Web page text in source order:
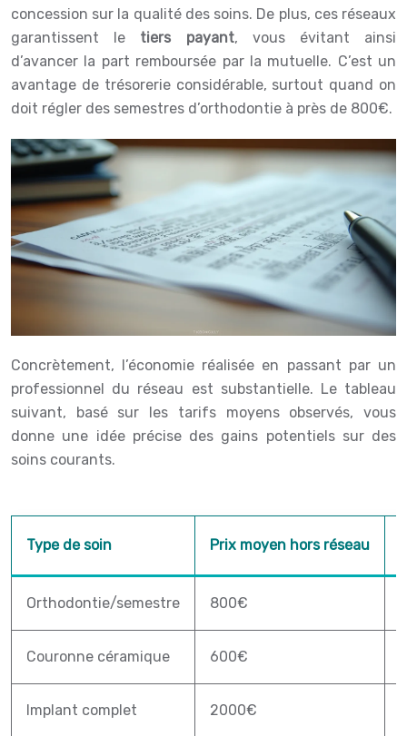
concession sur la qualité des soins. De plus, ces réseaux
garantissent le tiers payant, vous évitant ainsi
d’avancer la part remboursée par la mutuelle. C’est un
avantage de trésorerie considérable, surtout quand on
doit régler des semestres d’orthodontie à près de 800€.
Concrètement, l’économie réalisée en passant par un
professionnel du réseau est substantielle. Le tableau
suivant, basé sur les tarifs moyens observés, vous
donne une idée précise des gains potentiels sur des
soins courants.
Type de soin Prix moyen hors réseau
Orthodontie/semestre 800€
Couronne céramique 600€
Implant complet 2000€